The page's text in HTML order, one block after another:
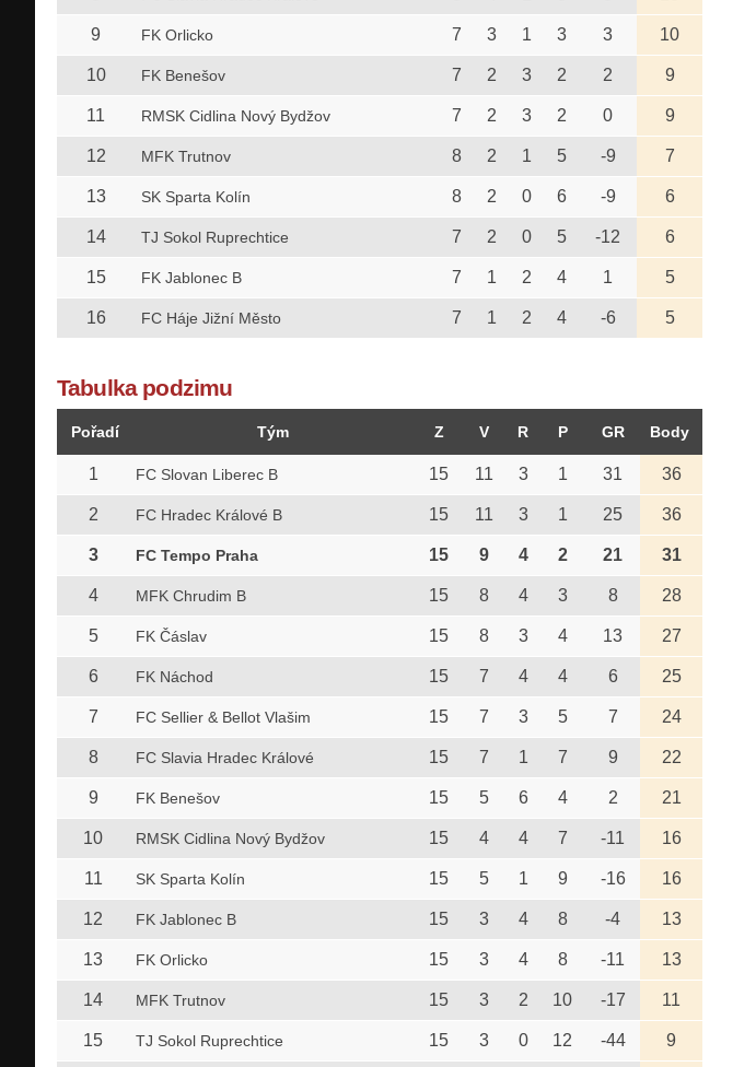
9 FK Orlicko 7 3 1 3 3 10
10 FK Benešov 7 2 3 2 2 9
11 RMSK Cidlina Nový Bydžov 7 2 3 2 0 9
12 MFK Trutnov 8 2 1 5 -9 7
13 SK Sparta Kolín 8 2 0 6 -9 6
14 TJ Sokol Ruprechtice 7 2 0 5 -12 6
15 FK Jablonec B 7 1 2 4 1 5
16 FC Háje Jižní Město 7 1 2 4 -6 5
Tabulka podzimu
Pořadí Tým Z V R P GR Body
1 FC Slovan Liberec B 15 11 3 1 31 36
2 FC Hradec Králové B 15 11 3 1 25 36
3 FC Tempo Praha 15 9 4 2 21 31
4 MFK Chrudim B 15 8 4 3 8 28
5 FK Čáslav 15 8 3 4 13 27
6 FK Náchod 15 7 4 4 6 25
7 FC Sellier & Bellot Vlašim 15 7 3 5 7 24
8 FC Slavia Hradec Králové 15 7 1 7 9 22
9 FK Benešov 15 5 6 4 2 21
10 RMSK Cidlina Nový Bydžov 15 4 4 7 -11 16
11 SK Sparta Kolín 15 5 1 9 -16 16
12 FK Jablonec B 15 3 4 8 -4 13
13 FK Orlicko 15 3 4 8 -11 13
14 MFK Trutnov 15 3 2 10 -17 11
15 TJ Sokol Ruprechtice 15 3 0 12 -44 9